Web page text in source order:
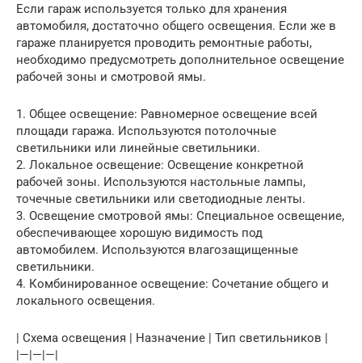
Если гараж используется только для хранения
автомобиля, достаточно общего освещения. Если же в
гараже планируется проводить ремонтные работы,
необходимо предусмотреть дополнительное освещение
рабочей зоны и смотровой ямы.
1. Общее освещение: Равномерное освещение всей
площади гаража. Используются потолочные
светильники или линейные светильники.
2. Локальное освещение: Освещение конкретной
рабочей зоны. Используются настольные лампы,
точечные светильники или светодиодные ленты.
3. Освещение смотровой ямы: Специальное освещение,
обеспечивающее хорошую видимость под
автомобилем. Используются влагозащищенные
светильники.
4. Комбинированное освещение: Сочетание общего и
локального освещения.
| Схема освещения | Назначение | Тип светильников |
|—|—|—|